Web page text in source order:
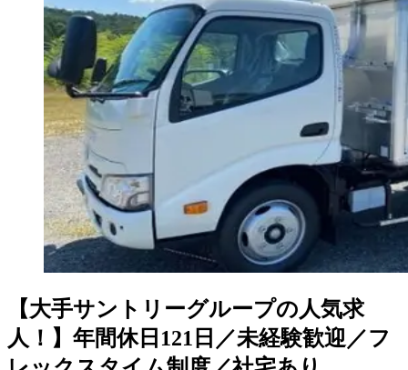
【大手サントリーグループの人気求
人！】年間休日121日／未経験歓迎／フ